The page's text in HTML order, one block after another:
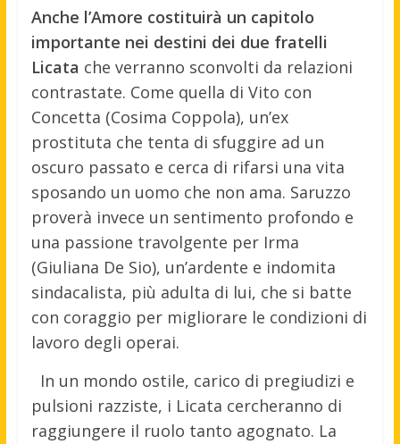
Anche l’Amore costituirà un capitolo
importante nei destini dei due fratelli
Licata che verranno sconvolti da relazioni
contrastate. Come quella di Vito con
Concetta (Cosima Coppola), un’ex
prostituta che tenta di sfuggire ad un
oscuro passato e cerca di rifarsi una vita
sposando un uomo che non ama. Saruzzo
proverà invece un sentimento profondo e
una passione travolgente per Irma
(Giuliana De Sio), un’ardente e indomita
sindacalista, più adulta di lui, che si batte
con coraggio per migliorare le condizioni di
lavoro degli operai.
In un mondo ostile, carico di pregiudizi e
pulsioni razziste, i Licata cercheranno di
raggiungere il ruolo tanto agognato. La